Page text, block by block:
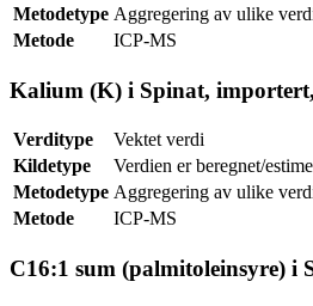
Metodetype Aggregering av ulike
Metode
ICP-MS
Kalium (K) i Spinat,
Verditype
Vektet verdi
Kildetype
Verdien er beregnet/
Metodetype Aggregering av ulike
Metode
ICP-MS
C16:1 sum (palmitoleinsyre) i